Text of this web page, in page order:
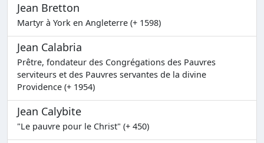
Jean Bretton
Martyr à York en Angleterre (+ 1598)
Jean Calabria
Prêtre, fondateur des Congrégations des Pauvres
serviteurs et des Pauvres servantes de la divine
Providence (+ 1954)
Jean Calybite
"Le pauvre pour le Christ" (+ 450)